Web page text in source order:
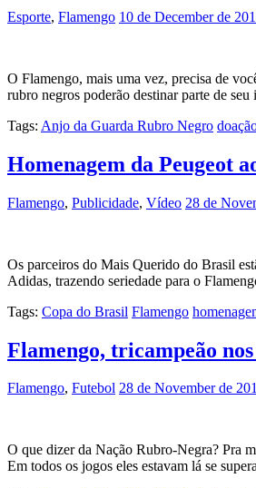
Esporte, Flamengo 10 de December de
O Flamengo, mais uma vez, precisa de
rubro negros poderão destinar parte de
Tags: Anjo da Guarda Rubro Negro
Homenagem da Peugeot
Flamengo, Publicidade, Vídeo 28 de
Os parceiros do Mais Querido do Brasil
Adidas, trazendo seriedade para o
Tags: Copa do Brasil Flamengo
Flamengo, tricampeão
Flamengo, Futebol 28 de November de
O que dizer da Nação Rubro-Negra? Pra
Em todos os jogos eles estavam lá se